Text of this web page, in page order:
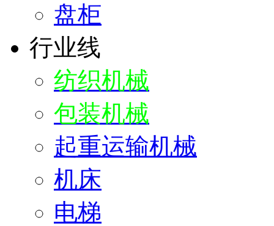
盘柜
行业线
纺织机械
包装机械
起重运输机械
机床
电梯